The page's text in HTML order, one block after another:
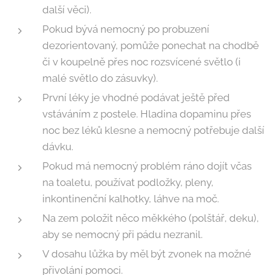
další věci).
Pokud bývá nemocný po probuzení
dezorientovaný, pomůže ponechat na chodbě
či v koupelně přes noc rozsvícené světlo (i
malé světlo do zásuvky).
První léky je vhodné podávat ještě před
vstáváním z postele. Hladina dopaminu přes
noc bez léků klesne a nemocný potřebuje další
dávku.
Pokud má nemocný problém ráno dojít včas
na toaletu, používat podložky, pleny,
inkontinenční kalhotky, láhve na moč.
Na zem položit něco měkkého (polštář, deku),
aby se nemocný při pádu nezranil.
V dosahu lůžka by měl být zvonek na možné
přivolání pomoci.